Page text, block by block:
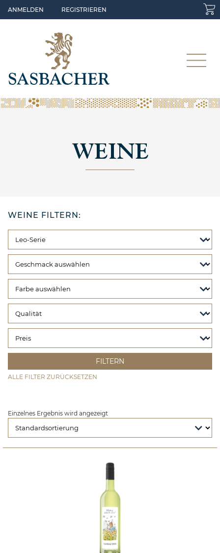
Skip to main content
ANMELDEN REGISTRIEREN
WEINE
WEINE FILTERN:
ALLE FILTER ZURÜCKSETZEN
Einzelnes Ergebnis wird angezeigt